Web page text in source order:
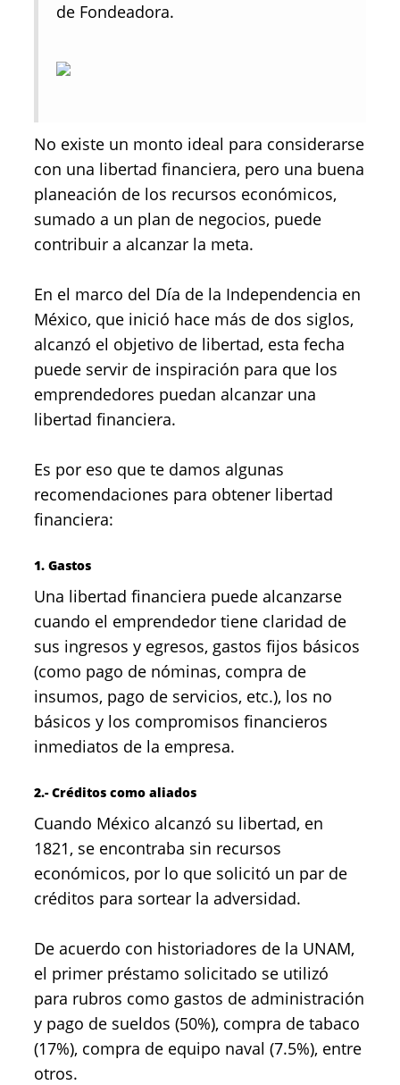
de Fondeadora.
No existe un monto ideal para considerarse
con una libertad financiera, pero una buena
planeación de los recursos económicos,
sumado a un plan de negocios, puede
contribuir a alcanzar la meta.
En el marco del Día de la Independencia en
México, que inició hace más de dos siglos,
alcanzó el objetivo de libertad, esta fecha
puede servir de inspiración para que los
emprendedores puedan alcanzar una
libertad financiera.
Es por eso que te damos algunas
recomendaciones para obtener libertad
financiera:
1. Gastos
Una libertad financiera puede alcanzarse
cuando el emprendedor tiene claridad de
sus ingresos y egresos, gastos fijos básicos
(como pago de nóminas, compra de
insumos, pago de servicios, etc.), los no
básicos y los compromisos financieros
inmediatos de la empresa.
2.- Créditos como aliados
Cuando México alcanzó su libertad, en
1821, se encontraba sin recursos
económicos, por lo que solicitó un par de
créditos para sortear la adversidad.
De acuerdo con historiadores de la UNAM,
el primer préstamo solicitado se utilizó
para rubros como gastos de administración
y pago de sueldos (50%), compra de tabaco
(17%), compra de equipo naval (7.5%), entre
otros.